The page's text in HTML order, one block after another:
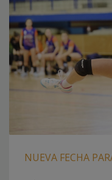
de la Comunitat
Campeonato de
PUBLICADO EN CLUBES,
ETIQUETADO BAJO:
SELECCIONES
NUEVA FECHA